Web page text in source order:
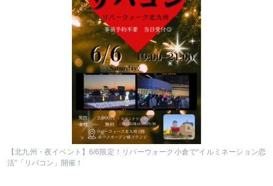
【北九州・夜イベント】6/6限定！リバーウォーク小倉で“イルミネーション恋
活”「リバコン」開催！